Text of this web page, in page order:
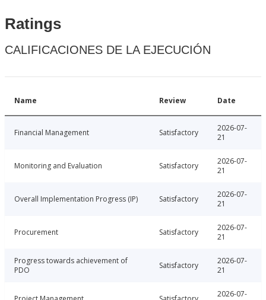
Ratings
CALIFICACIONES DE LA EJECUCIÓN
Name Review Date
Financial Management Satisfactory
2026-07-
21
Monitoring and Evaluation Satisfactory
2026-07-
21
Overall Implementation Progress (IP) Satisfactory
2026-07-
21
Procurement Satisfactory
2026-07-
21
Progress towards achievement of
PDO
Satisfactory
2026-07-
21
2026-07-